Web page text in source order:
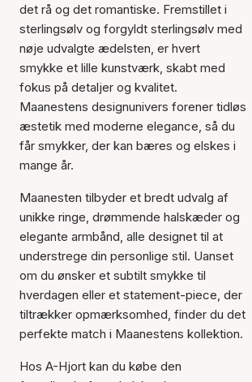
Varen er tilføjet til kurven
det rå og det romantiske. Fremstillet i
sterlingsølv og forgyldt sterlingsølv med
nøje udvalgte ædelsten, er hvert
smykke et lille kunstværk, skabt med
fokus på detaljer og kvalitet.
Maanestens designunivers forener tidløs
æstetik med moderne elegance, så du
får smykker, der kan bæres og elskes i
mange år.
Maanesten tilbyder et bredt udvalg af
unikke ringe, drømmende halskæder og
elegante armbånd, alle designet til at
understrege din personlige stil. Uanset
om du ønsker et subtilt smykke til
hverdagen eller et statement-piece, der
tiltrækker opmærksomhed, finder du det
perfekte match i Maanestens kollektion.
Hos A-Hjort kan du købe den